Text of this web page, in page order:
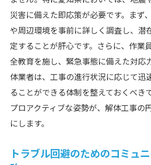
継続的な学びと経験の共有
災害に備えた即応策が必要です。まず
や周辺環境を事前に詳しく調査し、潜
定することが肝心です。さらに、作業
全教育を施し、緊急事態に備えた対応
体業者は、工事の進行状況に応じて迅
ることができる体制を整えておくべき
プロアクティブな姿勢が、解体工事の
にします。
トラブル回避のためのコミュ